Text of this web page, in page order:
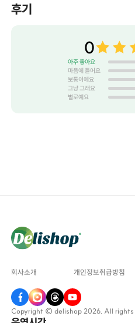
후기
0
아주 좋아요
마음에 들어요
보통이에요
그냥 그래요
별로예요
회사소개 개인정보취급방침
Copyright © delishop 2026. All rights